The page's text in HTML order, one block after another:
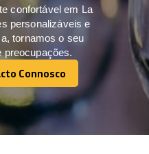
confortável em La
personalizáveis e
tornamos o seu
preocupações.
Connosco
Connosco